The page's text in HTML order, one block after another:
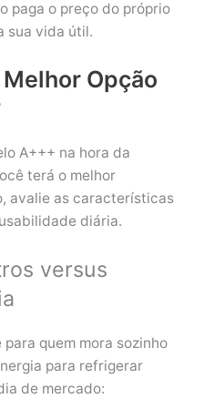
paga o preço do próprio
sua vida útil.
Opção
A+++ na hora da
terá o melhor
avalie as características
diária.
versus
quem mora sozinho
para refrigerar
de mercado: